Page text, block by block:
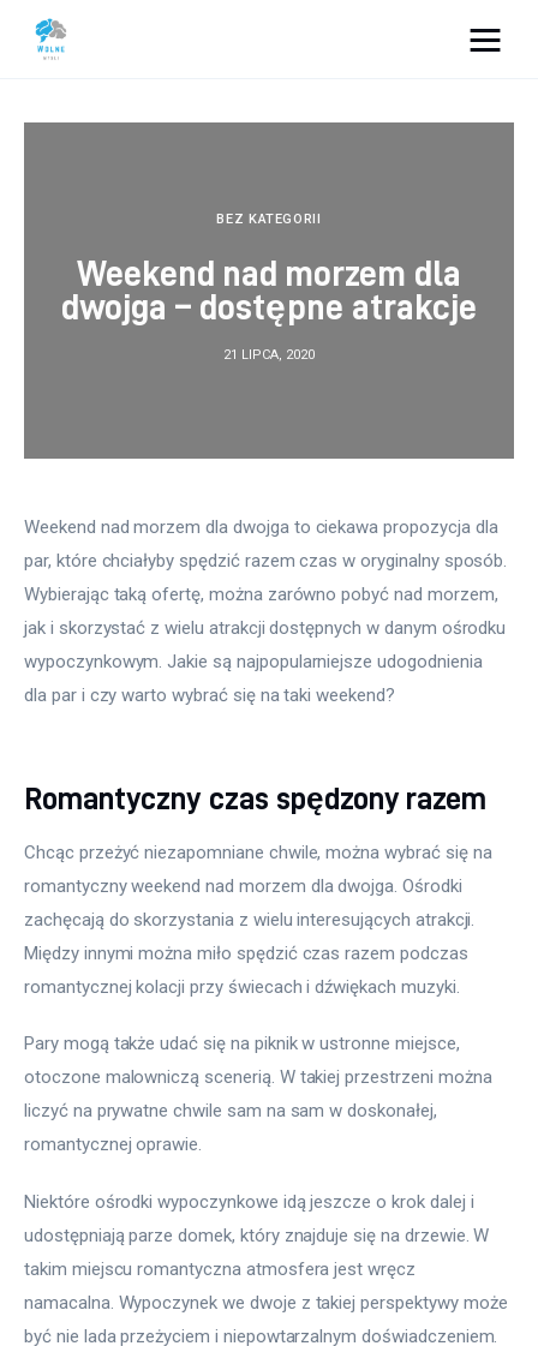
Dom i ogród
Więcej
BEZ KATEGORII
Weekend nad morzem dla
dwojga – dostępne atrakcje
21 LIPCA, 2020
Weekend nad morzem dla dwojga to ciekawa propozycja dla
par, które chciałyby spędzić razem czas w oryginalny sposób.
Wybierając taką ofertę, można zarówno pobyć nad morzem,
jak i skorzystać z wielu atrakcji dostępnych w danym ośrodku
wypoczynkowym. Jakie są najpopularniejsze udogodnienia
dla par i czy warto wybrać się na taki weekend?
Romantyczny czas spędzony razem
Chcąc przeżyć niezapomniane chwile, można wybrać się na
romantyczny weekend nad morzem dla dwojga. Ośrodki
zachęcają do skorzystania z wielu interesujących atrakcji.
Między innymi można miło spędzić czas razem podczas
romantycznej kolacji przy świecach i dźwiękach muzyki.
Pary mogą także udać się na piknik w ustronne miejsce,
otoczone malowniczą scenerią. W takiej przestrzeni można
liczyć na prywatne chwile sam na sam w doskonałej,
romantycznej oprawie.
Niektóre ośrodki wypoczynkowe idą jeszcze o krok dalej i
udostępniają parze domek, który znajduje się na drzewie. W
takim miejscu romantyczna atmosfera jest wręcz
namacalna. Wypoczynek we dwoje z takiej perspektywy może
być nie lada przeżyciem i niepowtarzalnym doświadczeniem.